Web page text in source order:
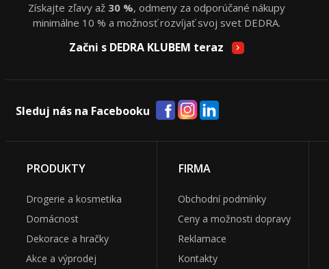
Získajte zľavy až 30 %, odmeny za odporúčané nákupy
minimálne 10 % a možnosť rozvíjať svoj svet DEDRA.
Začni s DEDRA KLUBEM teraz
Sleduj nás na Facebooku
PRODUKTY
Drogerie a kosmetika
Domácnost
Dekorace a hračky
Akce a výprodej
FIRMA
Obchodní podmínky
Ceny a možnosti dopravy
Reklamace
Kontakty